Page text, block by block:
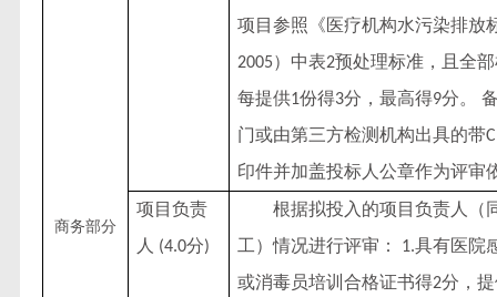
商务部分
项目参照《医疗机构水污染排放
2005）中表2预处理标准，且全
每提供1份得3分，最高得9分。
门或由第三方检测机构出具的带
印件并加盖投标人公章作为评审
项目负责
人 (4.0分)
根据拟投入的项目负责人（
工）情况进行评审：
1.具有医院
或消毒员培训合格证书得2分，